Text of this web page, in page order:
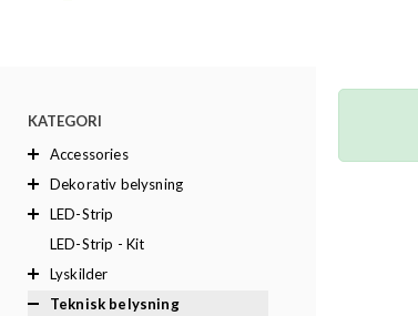
KATEGORI
Accessories
Dekorativ belysning
LED-Strip
LED-Strip - Kit
Lyskilder
Teknisk belysning